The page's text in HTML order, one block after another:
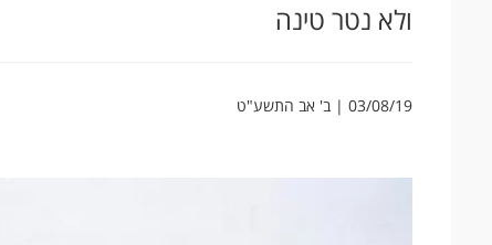
ולא נטר טינה
03/08/19 | ב' אב התשע"ט